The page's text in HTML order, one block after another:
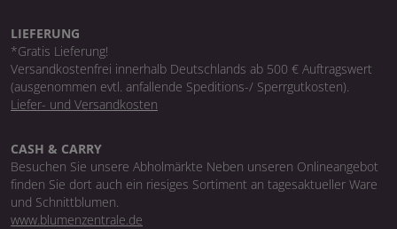
LIEFERUNG
*Gratis Lieferung!
Versandkostenfrei innerhalb Deutschlands ab 500 € Auftragswert
(ausgenommen evtl. anfallende Speditions-/ Sperrgutkosten).
Liefer- und Versandkosten
CASH & CARRY
Besuchen Sie unsere Abholmärkte Neben unseren Onlineangebot
finden Sie dort auch ein riesiges Sortiment an tagesaktueller Ware
und Schnittblumen.
www.blumenzentrale.de